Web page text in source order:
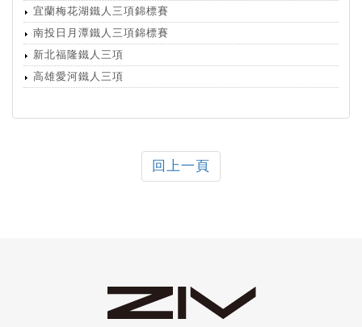
宜蘭梅花湖鐵人三項錦標賽
南投日月潭鐵人三項錦標賽
新北福隆鐵人三項
高雄愛河鐵人三項
回上一頁